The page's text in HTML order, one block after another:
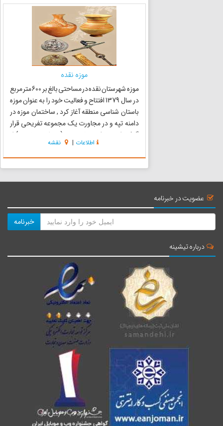
موزه نقده
موزه شهرستان نقده در مساحتی بالغ بر 600 متر مربع
در سال 1379 افتتاح و فعالیت خود را به عنوان موزه
باستان شناسی منطقه آغاز کرد , ساختمان موزه در
دامنه تپه و در مجاورت یک مجموعه تفریحی قرار
گرفته است . شهرستان نقده ( منطقه سولدوز ) از
دیرباز محل سکونت انسان‌ها بوده و سابقه سکونت
در این م...
اطلاعات | نقشه
عضویت در خبرنامه
خبرنامه
درباره تیشینه